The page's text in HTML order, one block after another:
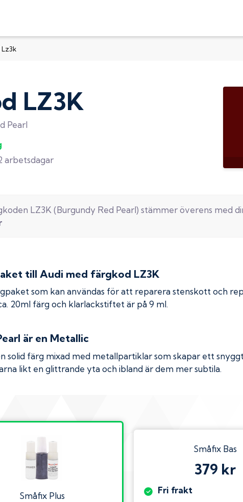
LZ3K
Pearl
arbetsdagar
LZ3K (Burgundy Red Pearl) stämmer överens med
till Audi med färgkod LZ3K
som kan användas för att reparera stenskott och
20ml färg och klarlackstiftet är på 9 ml.
är en Metallic
solid färg mixad med metallpartiklar som skapar ett
likt en glittrande yta och ibland är dem mer subtila.
Småfix Plus
Småfix Bas
379 kr
Fri frakt